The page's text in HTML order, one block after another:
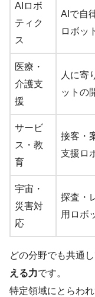
AIロボ
ティク
ス
AIで自
ロボッ
医療・
介護支
援
人に寄
ットの
サービ
ス・教
育
接客・
支援ロ
宇宙・
災害対
応
探査・
用ロボ
どの分野でも共通
える力です。
特定領域にとらわ